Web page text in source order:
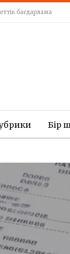
бағдарлама
Бір